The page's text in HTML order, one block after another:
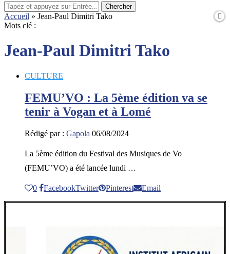
Chercher
Accueil » Jean-Paul Dimitri Tako
Mots clé :
Jean-Paul Dimitri Tako
CULTURE
FEMU’VO : La 5ème édition va se
tenir à Vogan et à Lomé
Rédigé par : Gapola 06/08/2024
La 5ème édition du Festival des Musiques de Vo
(FEMU’VO) a été lancée lundi …
0 FacebookTwitter Pinterest Email